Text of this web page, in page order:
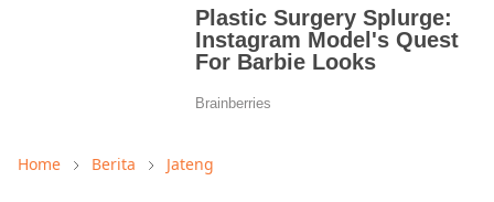
Home Berita Jateng